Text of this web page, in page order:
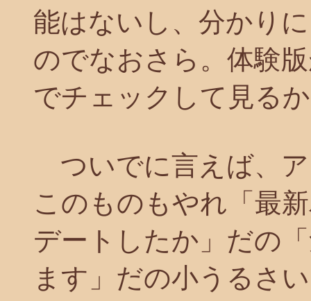
能はないし、分かり
のでなおさら。体験
でチェックして見る
ついでに言えば、
このものもやれ「最
デートしたか」だの
ます」だの小うるさ